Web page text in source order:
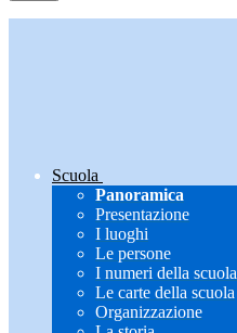
Scuola
Panoramica
Presentazione
I luoghi
Le persone
I numeri della scuola
Le carte della scuola
Organizzazione